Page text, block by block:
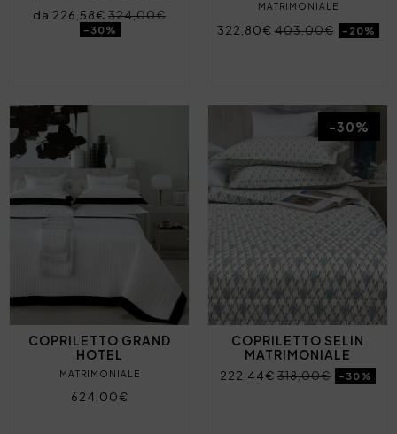
da 226,58€ 324,00€
-30%
MATRIMONIALE
322,80€403,00€ -20%
COPRILETTO GRAND
HOTEL
MATRIMONIALE
624,00€
COPRILETTO SELIN
MATRIMONIALE
222,44€ 318,00€ -30%
-30%